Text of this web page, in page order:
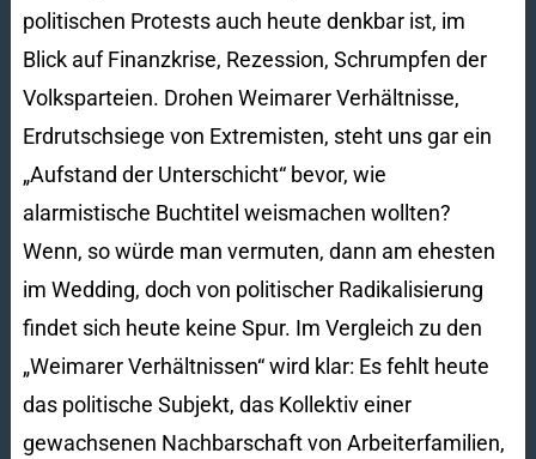
politischen Protests auch heute denkbar ist, im
Blick auf Finanzkrise, Rezession, Schrumpfen der
Volksparteien. Drohen Weimarer Verhältnisse,
Erdrutschsiege von Extremisten, steht uns gar ein
„Aufstand der Unterschicht“ bevor, wie
alarmistische Buchtitel weismachen wollten?
Wenn, so würde man vermuten, dann am ehesten
im Wedding, doch von politischer Radikalisierung
findet sich heute keine Spur. Im Vergleich zu den
„Weimarer Verhältnissen“ wird klar: Es fehlt heute
das politische Subjekt, das Kollektiv einer
gewachsenen Nachbarschaft von Arbeiterfamilien,